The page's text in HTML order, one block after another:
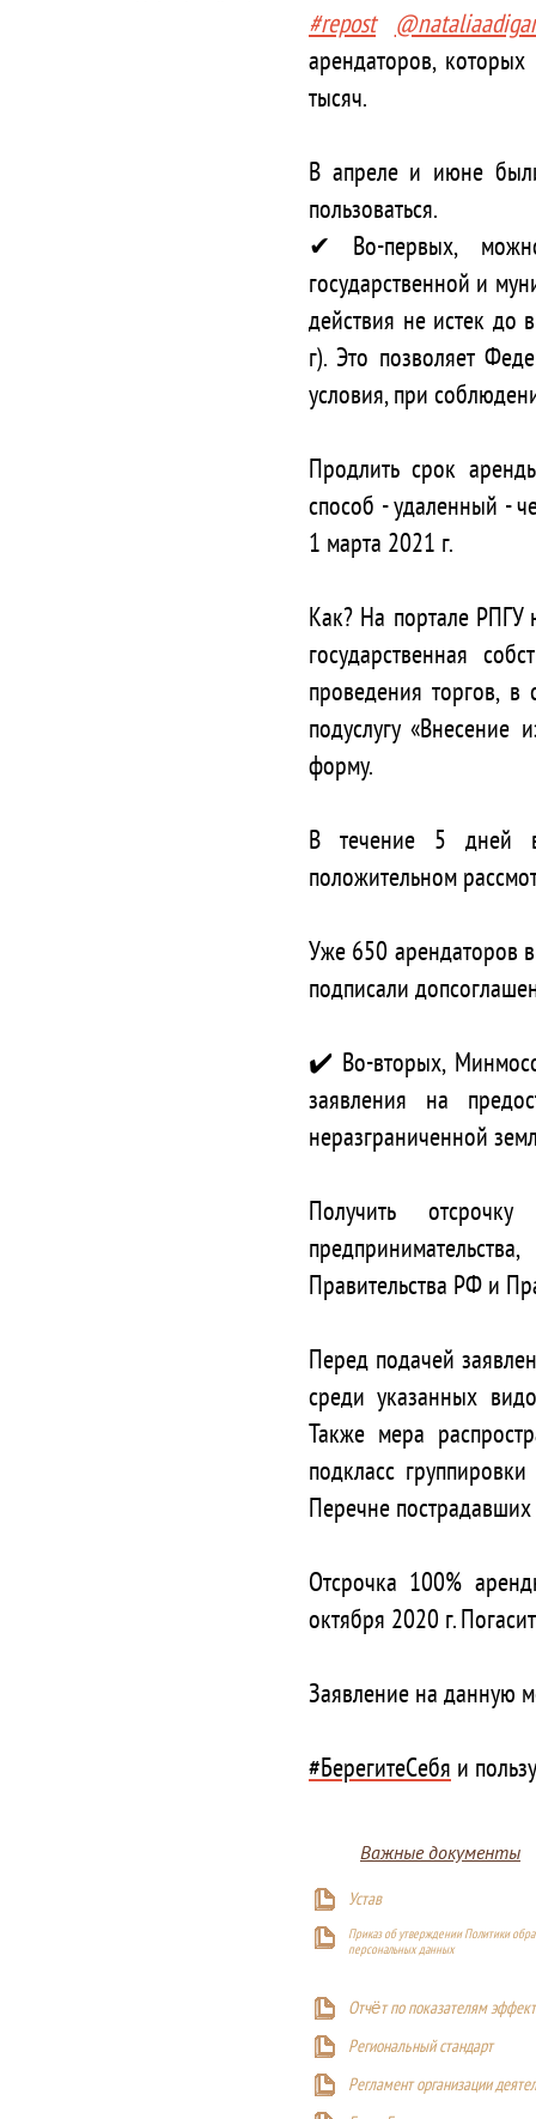
#repost
арендаторов,
тысяч. ⠀
В апреле и июне
пользоваться. ⠀
✔ Во-первых,
государственной и
действия не истек до
г). Это позволяет
условия, при
Продлить срок
способ - удаленный -
1 марта 2021 г. ⠀
Как? На портале РПГУ
государственная
проведения торгов, в
подуслугу
форму.⠀
В течение 5 дней
положительном
Уже 650 арендаторов
подписали
✔️ Во-вторых,
заявления на
неразграниченной
Получить
Правительства РФ и
Перед подачей
среди указанных
Также мера
подкласс
Перечне
Отсрочка 100%
октября 2020 г.
Заявление на данную
#БерегитеCебя и
Важные документы
Устав
Приказ об утверждении Политики
персональных данных
Отчёт по показателям
Региональный стандарт
Регламент организации